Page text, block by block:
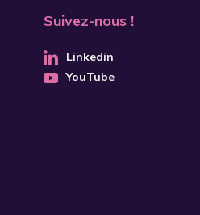
Suivez-nous !
Linkedin
YouTube